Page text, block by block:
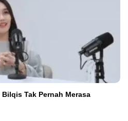
Tak Pernah Merasa